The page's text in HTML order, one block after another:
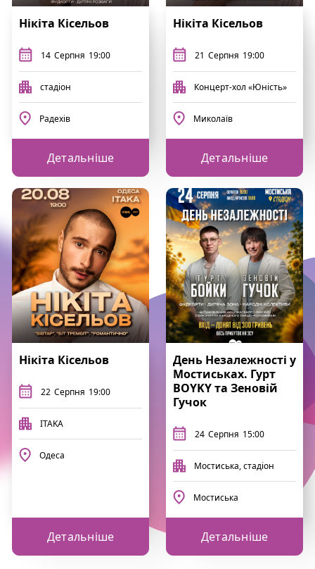
Нікіта Кісельов
14 Серпня 19:00
стадіон
Радехів
Детальніше
Нікіта Кісельов
21 Серпня 19:00
Концерт-хол «Юність»
Миколаїв
Детальніше
Нікіта Кісельов
22 Серпня 19:00
ITAKA
Одеса
Детальніше
День Незалежності у
Мостиськах. Гурт
BOYKY та Зеновій
Гучок
24 Серпня 15:00
Мостиська, стадіон
Мостиська
Детальніше